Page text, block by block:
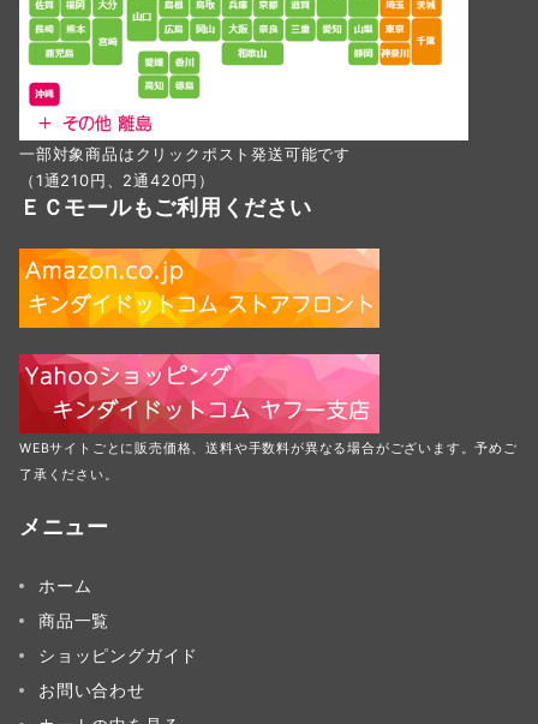
一部対象商品はクリックポスト発送可能です
（1通210円、2通420円）
ＥＣモールもご利用ください
WEBサイトごとに販売価格、送料や手数料が異なる場合がございます。予めご
了承ください。
メニュー
ホーム
商品一覧
ショッピングガイド
お問い合わせ